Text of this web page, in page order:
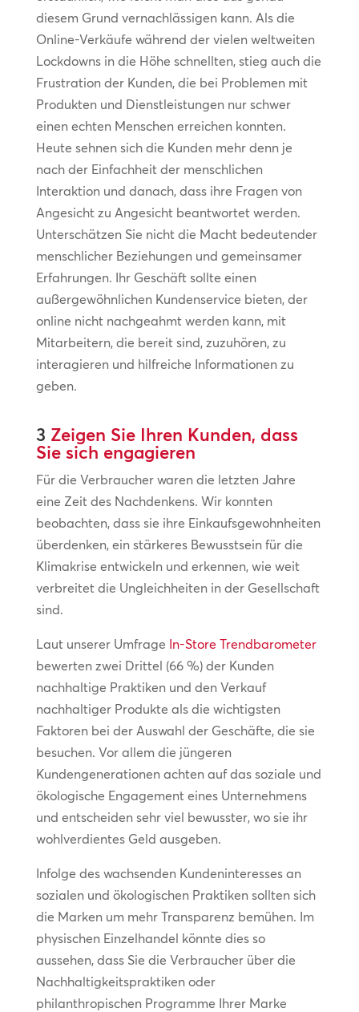
diesem Grund vernachlässigen kann. Als die
Online-Verkäufe während der vielen weltweiten
Lockdowns in die Höhe schnellten, stieg auch die
Frustration der Kunden, die bei Problemen mit
Produkten und Dienstleistungen nur schwer
einen echten Menschen erreichen konnten.
Heute sehnen sich die Kunden mehr denn je
nach der Einfachheit der menschlichen
Interaktion und danach, dass ihre Fragen von
Angesicht zu Angesicht beantwortet werden.
Unterschätzen Sie nicht die Macht bedeutender
menschlicher Beziehungen und gemeinsamer
Erfahrungen. Ihr Geschäft sollte einen
außergewöhnlichen Kundenservice bieten, der
online nicht nachgeahmt werden kann, mit
Mitarbeitern, die bereit sind, zuzuhören, zu
interagieren und hilfreiche Informationen zu
geben.
3 Zeigen Sie Ihren Kunden, dass
Sie sich engagieren
Für die Verbraucher waren die letzten Jahre
eine Zeit des Nachdenkens. Wir konnten
beobachten, dass sie ihre Einkaufsgewohnheiten
überdenken, ein stärkeres Bewusstsein für die
Klimakrise entwickeln und erkennen, wie weit
verbreitet die Ungleichheiten in der Gesellschaft
sind.
Laut unserer Umfrage In-Store Trendbarometer
bewerten zwei Drittel (66 %) der Kunden
nachhaltige Praktiken und den Verkauf
nachhaltiger Produkte als die wichtigsten
Faktoren bei der Auswahl der Geschäfte, die sie
besuchen. Vor allem die jüngeren
Kundengenerationen achten auf das soziale und
ökologische Engagement eines Unternehmens
und entscheiden sehr viel bewusster, wo sie ihr
wohlverdientes Geld ausgeben.
Infolge des wachsenden Kundeninteresses an
sozialen und ökologischen Praktiken sollten sich
die Marken um mehr Transparenz bemühen. Im
physischen Einzelhandel könnte dies so
aussehen, dass Sie die Verbraucher über die
Nachhaltigkeitspraktiken oder
philanthropischen Programme Ihrer Marke